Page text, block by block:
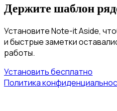
Держите шаблон
Установите Note-it Aside,
и быстрые заметки
работы.
Установить бесплатно
Политика